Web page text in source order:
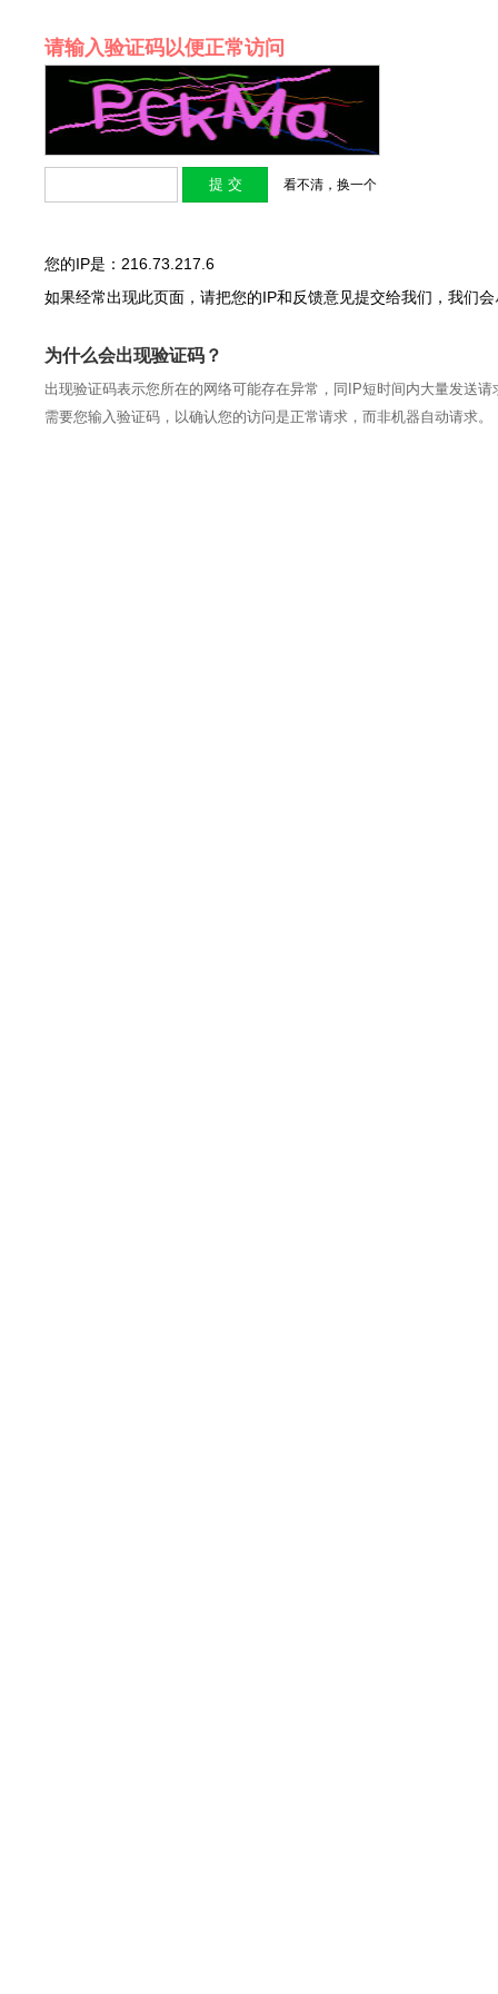
请输入验证码以便正常访问
看不清，换一个
您的IP是：216.73.217.6
如果经常出现此页面，请把您的IP和反馈意见提交给我们，我们
为什么会出现验证码？
出现验证码表示您所在的网络可能存在异常，同IP短时间内大量发送
需要您输入验证码，以确认您的访问是正常请求，而非机器自动请求。